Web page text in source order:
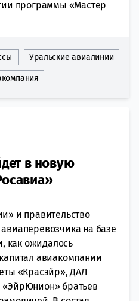
программы «Мастер
Уральские авиалинии
в новую
и правительство
на базе
как ожидалось
авиакомпании
«Красэйр», ДАЛ
братьев